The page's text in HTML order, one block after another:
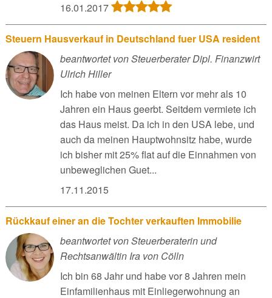
16.01.2017
Steuern Hausverkauf in Deutschland fuer USA resident
beantwortet von Steuerberater Dipl. Finanzwirt
Ulrich Hiller
Ich habe von meinen Eltern vor mehr als 10
Jahren ein Haus geerbt. Seitdem vermiete ich
das Haus meist. Da ich in den USA lebe, und
auch da meinen Hauptwohnsitz habe, wurde
ich bisher mit 25% flat auf die Einnahmen von
unbeweglichen Guet...
17.11.2015
Rückkauf einer an die Tochter verkauften Immobilie
beantwortet von Steuerberaterin und
Rechtsanwältin Ira von Cölln
Ich bin 68 Jahr und habe vor 8 Jahren mein
Einfamilienhaus mit Einliegerwohnung an